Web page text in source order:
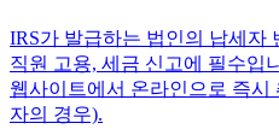
IRS가 발급하는 법인의 납세자
직원 고용, 세금 신고에 필수입
웹사이트에서 온라인으로 즉시
자의 경우).